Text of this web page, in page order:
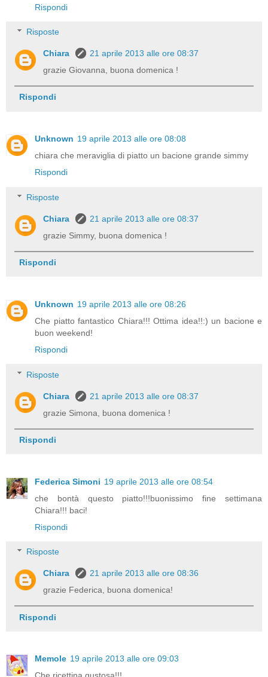
Rispondi
Risposte
Chiara
21 aprile 2013 alle ore 08:37
grazie Giovanna, buona domenica !
Rispondi
Unknown 19 aprile 2013 alle ore 08:08
chiara che meraviglia di piatto un bacione grande simmy
Rispondi
Risposte
Chiara
21 aprile 2013 alle ore 08:37
grazie Simmy, buona domenica !
Rispondi
Unknown 19 aprile 2013 alle ore 08:26
Che piatto fantastico Chiara!!! Ottima idea!!:) un bacione e
buon weekend!
Rispondi
Risposte
Chiara
21 aprile 2013 alle ore 08:37
grazie Simona, buona domenica !
Rispondi
Federica Simoni 19 aprile 2013 alle ore 08:54
che bontà questo piatto!!!buonissimo fine settimana
Chiara!!! baci!
Rispondi
Risposte
Chiara
21 aprile 2013 alle ore 08:36
grazie Federica, buona domenica!
Rispondi
Memole 19 aprile 2013 alle ore 09:03